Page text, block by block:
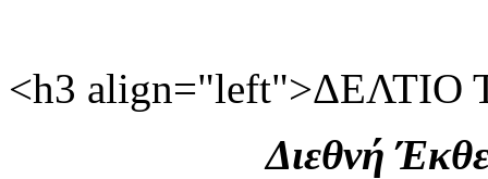
<h3
Διεθνή